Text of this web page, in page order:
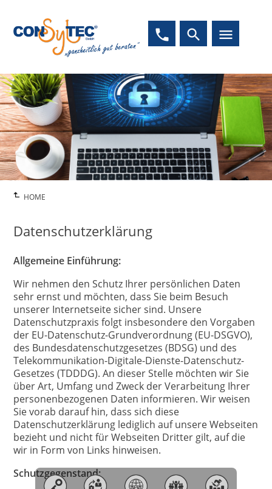
phone search menu
HOME
Datenschutzerklärung
Allgemeine Einführung:
Wir nehmen den Schutz Ihrer persönlichen Daten
sehr ernst und möchten, dass Sie beim Besuch
unserer Internetseite sicher sind. Unsere
Datenschutzpraxis folgt insbesondere den Vorgaben
der EU-Datenschutz-Grundverordnung (EU-DSGVO),
des Bundesdatenschutzgesetzes (BDSG) und des
Telekommunikation-Digitale-Dienste-Datenschutz-
Gesetzes (TDDDG). An dieser Stelle möchten wir Sie
über Art, Umfang und Zweck der Verarbeitung Ihrer
personenbezogenen Daten informieren. Wir weisen
Sie vorab darauf hin, dass sich diese
Datenschutzerklärung lediglich auf unsere Webseiten
bezieht und nicht für Webseiten Dritter gilt, auf die
wir in Form von Links hinweisen.
Schutzgegenstand: